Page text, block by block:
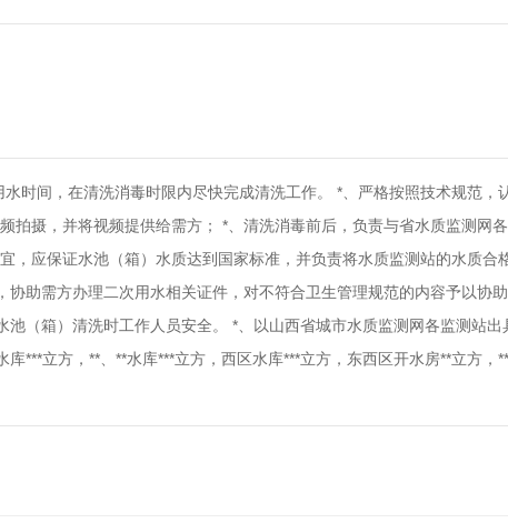
时间，在清洗消毒时限内尽快完成清洗工作。 *、严格按照技术规范，
拍摄，并将视频提供给需方； *、清洗消毒前后，负责与省水质监测网
，应保证水池（箱）水质达到国家标准，并负责将水质监测站的水质合
协助需方办理二次用水相关证件，对不符合卫生管理规范的内容予以协
池（箱）清洗时工作人员安全。 *、以山西省城市水质监测网各监测站出
***立方，**、**水库***立方，西区水库***立方，东西区开水房**立方，